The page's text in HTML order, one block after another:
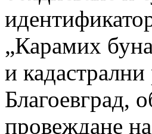
„Карамих
и
Благоевград,
провеждане